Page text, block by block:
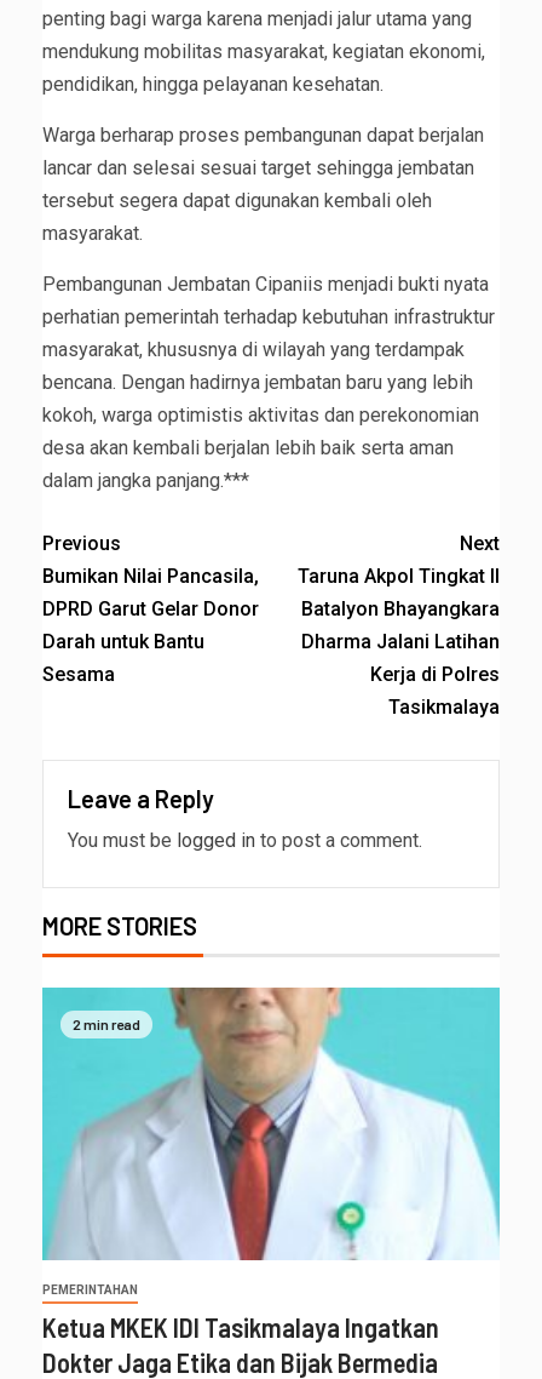
penting bagi warga karena menjadi jalur utama yang
mendukung mobilitas masyarakat, kegiatan ekonomi,
pendidikan, hingga pelayanan kesehatan.
Warga berharap proses pembangunan dapat berjalan
lancar dan selesai sesuai target sehingga jembatan
tersebut segera dapat digunakan kembali oleh
masyarakat.
Pembangunan Jembatan Cipaniis menjadi bukti nyata
perhatian pemerintah terhadap kebutuhan infrastruktur
masyarakat, khususnya di wilayah yang terdampak
bencana. Dengan hadirnya jembatan baru yang lebih
kokoh, warga optimistis aktivitas dan perekonomian
desa akan kembali berjalan lebih baik serta aman
dalam jangka panjang.***
Previous
Bumikan Nilai Pancasila,
DPRD Garut Gelar Donor
Darah untuk Bantu
Sesama
Next
Taruna Akpol Tingkat II
Batalyon Bhayangkara
Dharma Jalani Latihan
Kerja di Polres
Tasikmalaya
Leave a Reply
You must be logged in to post a comment.
MORE STORIES
2 min read
PEMERINTAHAN
Ketua MKEK IDI Tasikmalaya Ingatkan
Dokter Jaga Etika dan Bijak Bermedia